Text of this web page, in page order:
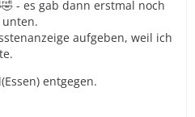
- es gab dann erstmal noch
unten.
aufgeben, weil ich
entgegen.